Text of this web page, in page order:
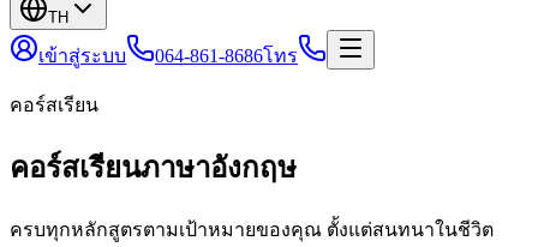
TH
เข้าสู่ระบบ 064-861-8686โทร
คอร์สเรียน
คอร์สเรียนภาษาอังกฤษ
ครบทุกหลักสูตรตามเป้าหมายของคุณ ตั้งแต่สนทนาในชีวิต